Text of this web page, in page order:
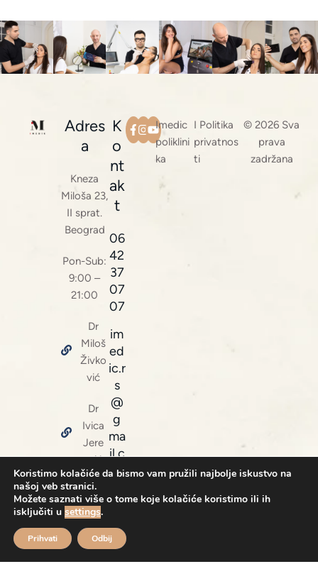
Adres
a
Kneza
Miloša 23,
II sprat.
Beograd
Pon-Sub:
9:00 –
21:00
Dr
Miloš
Živko
vić
Dr
Ivica
Jere
mić
Beaut
y &
Healt
h
Facto
K
o
nt
ak
t
06
42
37
07
07
im
ed
ic.r
s
@
g
ma
il.c
o
Imedic
poliklini
ka
I Politika
privatnos
ti
© 2026 Sva
prava
zadržana
Koristimo kolačiće da bismo vam pružili najbolje iskustvo na
našoj veb stranici.
Možete saznati više o tome koje kolačiće koristimo ili ih
isključiti u settings.
Prihvati Odbij